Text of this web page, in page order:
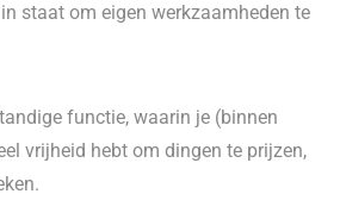
staat om eigen werkzaamheden te
functie, waarin je (binnen
vrijheid hebt om dingen te prijzen,